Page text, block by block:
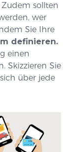
sollten
wer
Sie Ihre
definieren.
einen
Skizzieren Sie
über jede